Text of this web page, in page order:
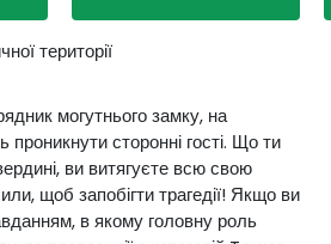
території
могутнього замку, на
проникнути сторонні гості. Що ти
ви витягуєте всю свою
щоб запобігти трагедії! Якщо ви
в якому головну роль